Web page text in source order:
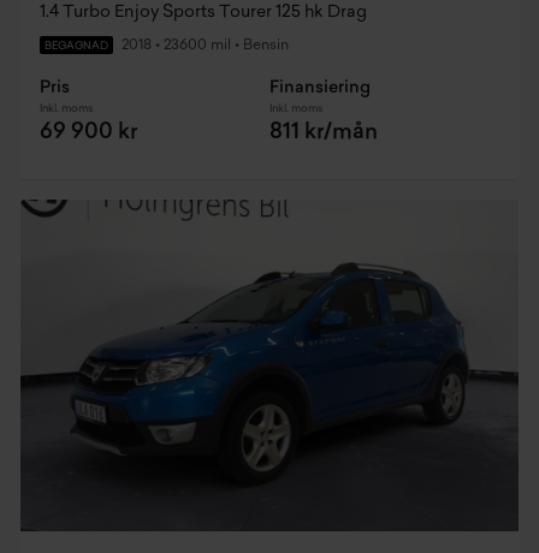
1.4 Turbo Enjoy Sports Tourer 125 hk Drag
BEGAGNAD 2018 • 23600 mil • Bensin
Pris
Inkl. moms
69 900 kr
Finansiering
Inkl. moms
811 kr/mån